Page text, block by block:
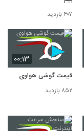
۴۰۷ بازدید
۰۰:۱۳
قیمت گوشی هواوی
۸۵۲ بازدید